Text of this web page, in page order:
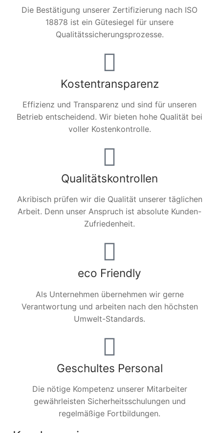
Die Bestätigung unserer Zertifizierung nach ISO
18878 ist ein Gütesiegel für unsere
Qualitätssicherungsprozesse.
Kostentransparenz
Effizienz und Transparenz und sind für unseren
Betrieb entscheidend. Wir bieten hohe Qualität bei
voller Kostenkontrolle.
Qualitätskontrollen
Akribisch prüfen wir die Qualität unserer täglichen
Arbeit. Denn unser Anspruch ist absolute Kunden-
Zufriedenheit.
eco Friendly
Als Unternehmen übernehmen wir gerne
Verantwortung und arbeiten nach den höchsten
Umwelt-Standards.
Geschultes Personal
Die nötige Kompetenz unserer Mitarbeiter
gewährleisten Sicherheitsschulungen und
regelmäßige Fortbildungen.